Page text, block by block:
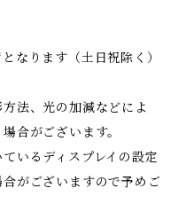
なります（土日祝除く）
法、光の加減などによ
合がございます。
いるディスプレイの設定
がございますので予めご